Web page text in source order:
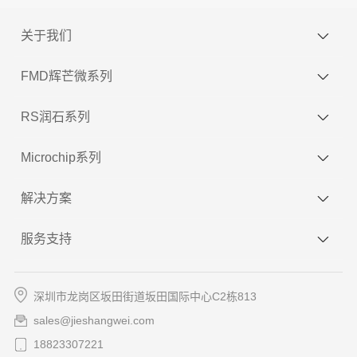
关于我们
FMD辉芒微系列
RS润石系列
Microchip系列
解决方案
服务支持
深圳市龙岗区坂田街道坂田国际中心C2栋813
sales@jieshangwei.com
18823307221